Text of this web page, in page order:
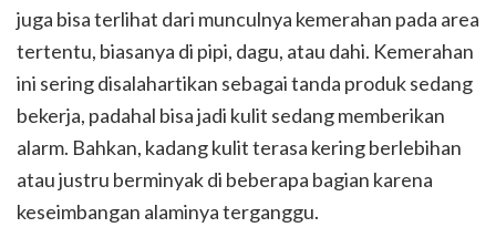
juga bisa terlihat dari munculnya kemerahan pada area
tertentu, biasanya di pipi, dagu, atau dahi. Kemerahan
ini sering disalahartikan sebagai tanda produk sedang
bekerja, padahal bisa jadi kulit sedang memberikan
alarm. Bahkan, kadang kulit terasa kering berlebihan
atau justru berminyak di beberapa bagian karena
keseimbangan alaminya terganggu.